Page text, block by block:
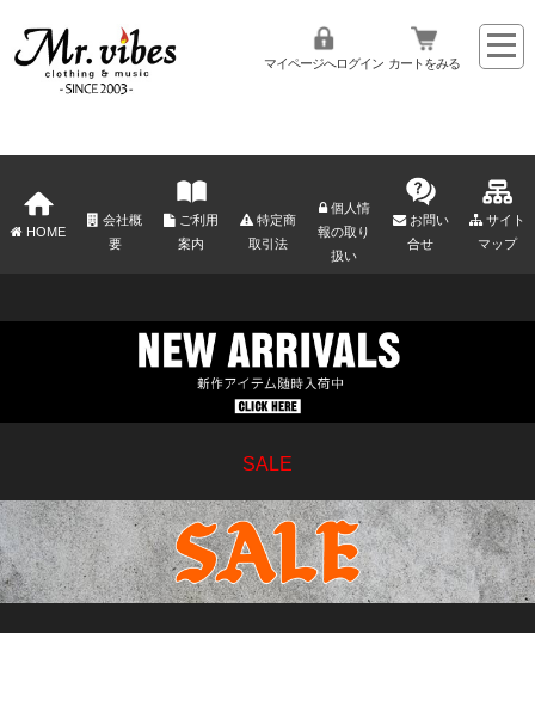
マイページへログイン カートをみる
HOME
会社概
要
ご利用
案内
特定商
取引法
個人情
報の取り
扱い
お問い
合せ
サイト
マップ
SALE